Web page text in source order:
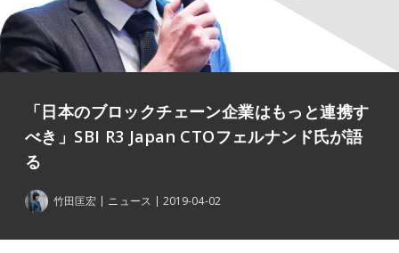
「日本のブロックチェーン企業はもっと連携す
べき」SBI R3 Japan CTOフェルナンド氏が語
る
竹田匡宏 ニュース 2019-04-02